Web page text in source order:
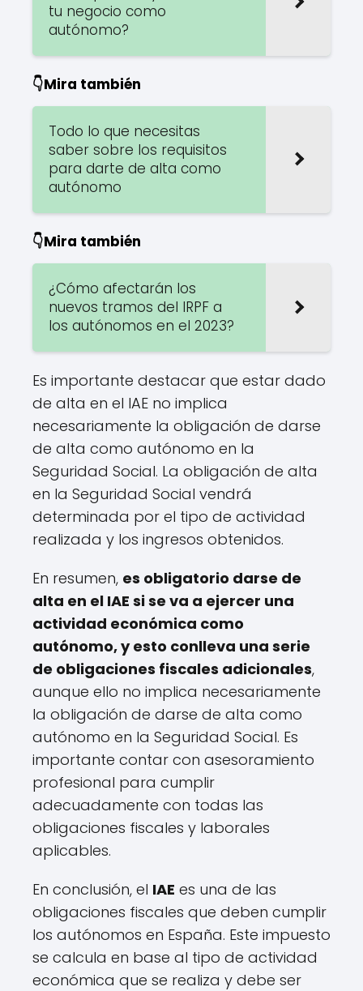
tu negocio como
autónomo?
👇Mira también
Todo lo que necesitas
saber sobre los requisitos
para darte de alta como
autónomo
👇Mira también
¿Cómo afectarán los
nuevos tramos del IRPF a
los autónomos en el 2023?
Es importante destacar que estar dado
de alta en el IAE no implica
necesariamente la obligación de darse
de alta como autónomo en la
Seguridad Social. La obligación de alta
en la Seguridad Social vendrá
determinada por el tipo de actividad
realizada y los ingresos obtenidos.
En resumen, es obligatorio darse de
alta en el IAE si se va a ejercer una
actividad económica como
autónomo, y esto conlleva una serie
de obligaciones fiscales adicionales,
aunque ello no implica necesariamente
la obligación de darse de alta como
autónomo en la Seguridad Social. Es
importante contar con asesoramiento
profesional para cumplir
adecuadamente con todas las
obligaciones fiscales y laborales
aplicables.
En conclusión, el IAE es una de las
obligaciones fiscales que deben cumplir
los autónomos en España. Este impuesto
se calcula en base al tipo de actividad
económica que se realiza y debe ser